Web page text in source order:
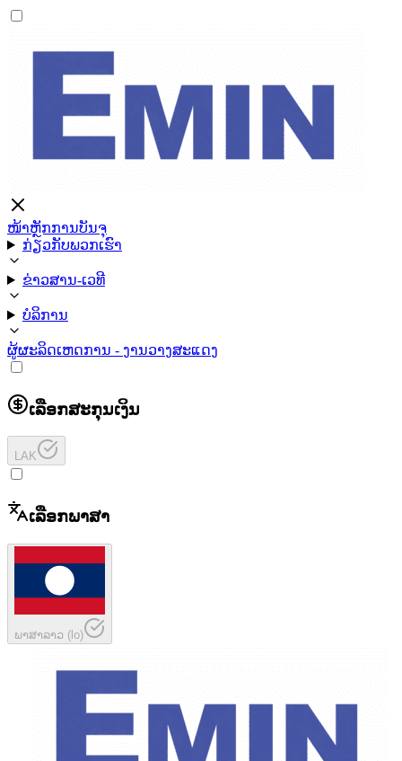
ໜ້າຫຼັກການບັນຈຸ
ກ່ຽວກັບພວກເຮົາ
ຂ່າວສານ-ເວທີ
ບໍລິການ
ຜູ້ຜະລິດເຫດການ - ງານວາງສະແດງ
ເລືອກສະກຸນເງິນ
LAK
ເລືອກພາສາ
ພາສາລາວ (lo)